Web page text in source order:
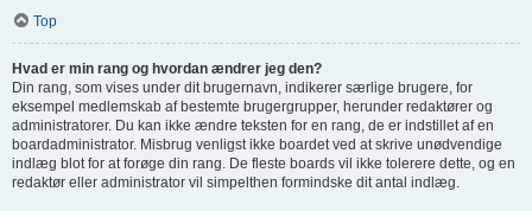
Top
Hvad er min rang og hvordan ændrer jeg den?
Din rang, som vises under dit brugernavn, indikerer særlige brugere, for
eksempel medlemskab af bestemte brugergrupper, herunder redaktører og
administratorer. Du kan ikke ændre teksten for en rang, de er indstillet af en
boardadministrator. Misbrug venligst ikke boardet ved at skrive unødvendige
indlæg blot for at forøge din rang. De fleste boards vil ikke tolerere dette, og en
redaktør eller administrator vil simpelthen formindske dit antal indlæg.